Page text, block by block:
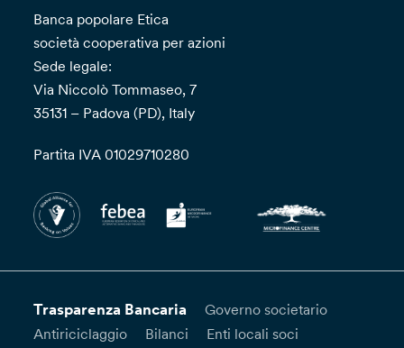
Banca popolare Etica
società cooperativa per azioni
Sede legale:
Via Niccolò Tommaseo, 7
35131 – Padova (PD), Italy
Partita IVA 01029710280
Trasparenza Bancaria
Governo societario
Antiriciclaggio
Bilanci
Enti locali soci